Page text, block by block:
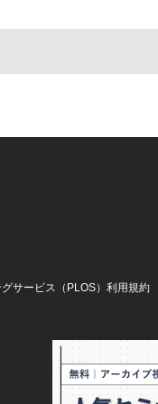
サービス（PLOS）利用規約